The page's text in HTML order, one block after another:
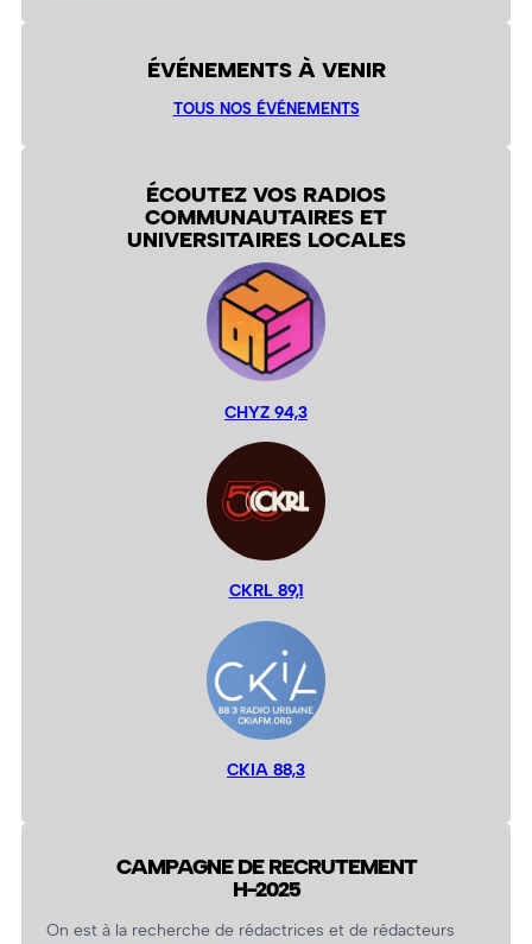
ÉVÉNEMENTS À VENIR
TOUS NOS ÉVÉNEMENTS
ÉCOUTEZ VOS RADIOS
COMMUNAUTAIRES ET
UNIVERSITAIRES LOCALES
CHYZ 94,3
CKRL 89,1
CKIA 88,3
CAMPAGNE DE RECRUTEMENT
H-2025
On est à la recherche de rédactrices et de rédacteurs